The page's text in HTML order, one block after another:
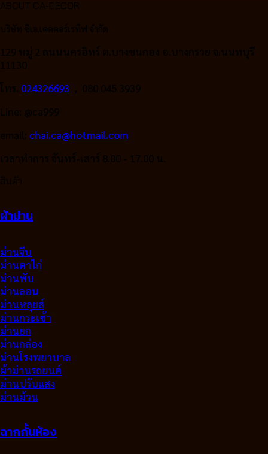
024326693
chai.ca@hotmail.com
ผ้าม่าน
ม่านจีบ
ม่านตาไก่
ม่านพับ
ม่านลอน
ม่านหลุยส์
ม่านกระเช้า
ม่านยก
ม่านกล่อง
ม่านโรงพยาบาล
ผ้าม่านรถยนต์
ม่านปรับแสง
ม่านม้วน
ฉากกั้นห้อง